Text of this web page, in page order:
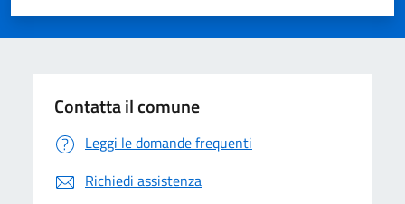
Valuta 5 stelle su 5
Valuta 4 stelle su 5
Valuta 3 stelle su 5
Valuta 2 stelle su 5
Valuta 1 stelle su 5
Contatta il comune
Leggi le domande frequenti
Richiedi assistenza